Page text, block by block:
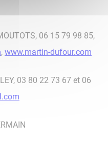
06 15 79 98 85,
, www.martin-dufour.com
03 80 22 73 67 et 06